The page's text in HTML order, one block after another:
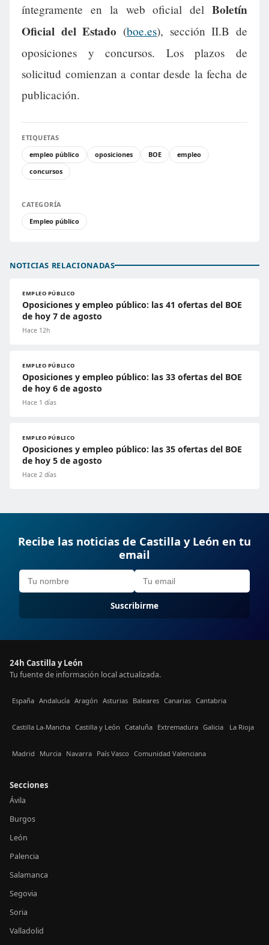
íntegramente en la web oficial del Boletín
Oficial del Estado (boe.es), sección II.B de
oposiciones y concursos. Los plazos de
solicitud comienzan a contar desde la fecha de
publicación.
ETIQUETAS
empleo público
oposiciones BOE
empleo
concursos
CATEGORÍA
Empleo público
NOTICIAS RELACIONADAS
EMPLEO PÚBLICO
Oposiciones y empleo público: las 41 ofertas del BOE
de hoy 7 de agosto
Hace 12h
EMPLEO PÚBLICO
Oposiciones y empleo público: las 33 ofertas del BOE
de hoy 6 de agosto
Hace 1 días
EMPLEO PÚBLICO
Oposiciones y empleo público: las 35 ofertas del BOE
de hoy 5 de agosto
Hace 2 días
Recibe las noticias de Castilla y León en tu
email
Suscribirme
24h Castilla y León
Tu fuente de información local actualizada.
España Andalucía Aragón Asturias Baleares Canarias Cantabria
Castilla La-Mancha Castilla y León Cataluña Extremadura Galicia La Rioja
Madrid Murcia Navarra País Vasco Comunidad Valenciana
Secciones
Ávila
Burgos
León
Palencia
Salamanca
Segovia
Soria
Valladolid